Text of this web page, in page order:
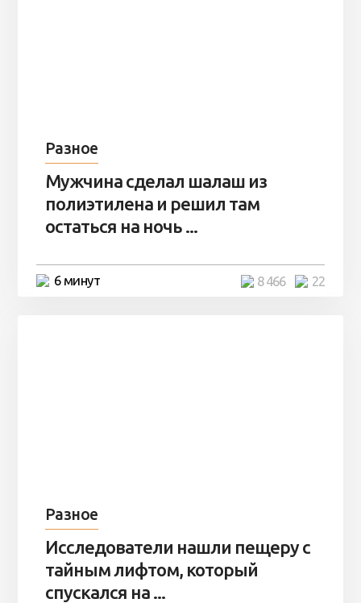
Разное
Мужчина сделал шалаш из
полиэтилена и решил там
остаться на ночь ...
6 минут 22
8 466
Разное
Исследователи нашли пещеру с
тайным лифтом, который
спускался на ...